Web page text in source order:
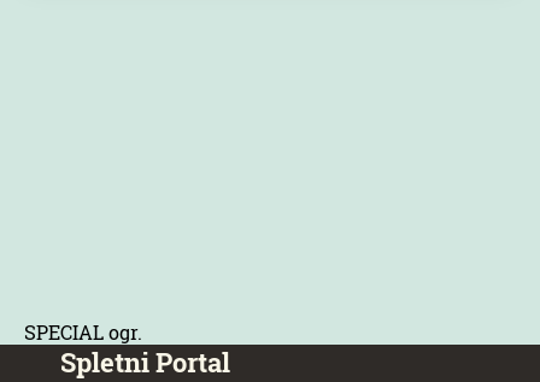
SPECIAL ogr.
Spletni Portal